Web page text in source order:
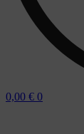
0,00 € 0